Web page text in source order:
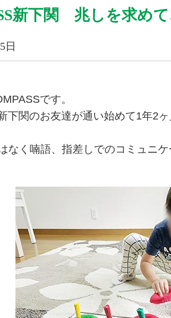
新下関 兆しを求めて
日
です。
下関のお友達が通い始めて1年2
なく喃語、指差しでのコミュニ